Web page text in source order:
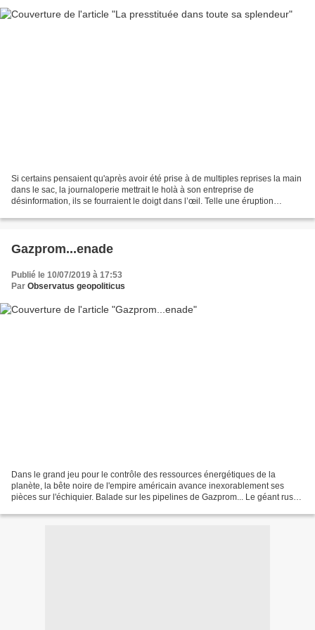
Si certains pensaient qu'après avoir été prise à de multiples reprises la main
dans le sac, la journaloperie mettrait le holà à son entreprise de
désinformation, ils se fourraient le doigt dans l’œil. Telle une éruption
Gazprom...enade
Publié le 10/07/2019 à 17:53
Par Observatus geopoliticus
Dans le grand jeu pour le contrôle des ressources énergétiques de la
planète, la bête noire de l'empire américain avance inexorablement ses
pièces sur l'échiquier. Balade sur les pipelines de Gazprom... Le géant russe